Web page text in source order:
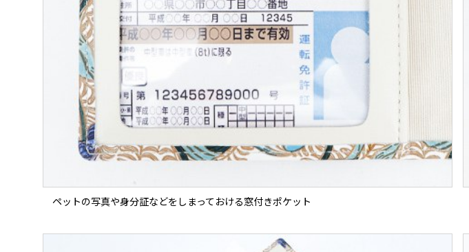
ペットの写真や身分証などをしまっておける窓付きポケット